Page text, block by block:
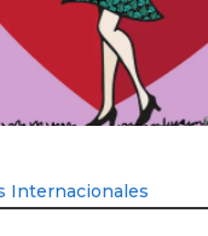
Internacionales